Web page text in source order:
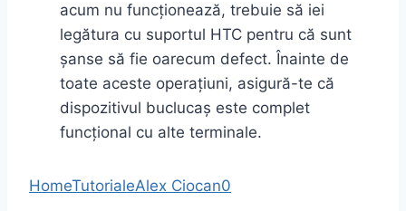
acum nu funcționează, trebuie să iei
legătura cu suportul HTC pentru că sunt
șanse să fie oarecum defect. Înainte de
toate aceste operațiuni, asigură-te că
dispozitivul buclucaș este complet
funcțional cu alte terminale.
HomeTutorialeAlex Ciocan0